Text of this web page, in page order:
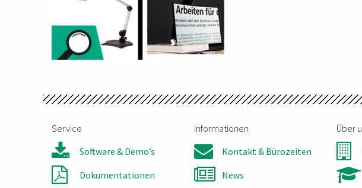
Service
Software & Demo’s
Dokumentationen
Informationen
Kontakt & Bürozeiten
News
Über